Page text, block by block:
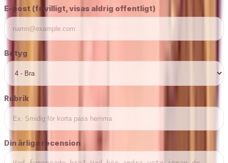
E-post (frivilligt, visas aldrig offentligt)
Betyg
Rubrik
Din ärliga recension